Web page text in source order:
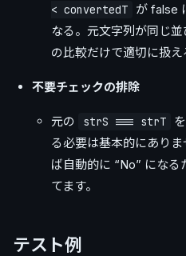
< convertedT
が false
なる。元文字列が同じ
の比較だけで適切に扱え
不要チェックの排除
元の strS === strT
る必要は基本的にあり
ば自動的に “No” にな
てます。
テスト例